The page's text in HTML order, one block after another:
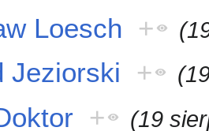
Loesch +
Jeziorski +
+ (19